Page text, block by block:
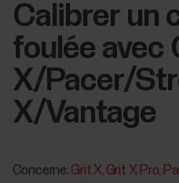
Calibrer un
foulée avec
X/Pacer/
X/Vantage
Concerne: Grit X Grit X Pro